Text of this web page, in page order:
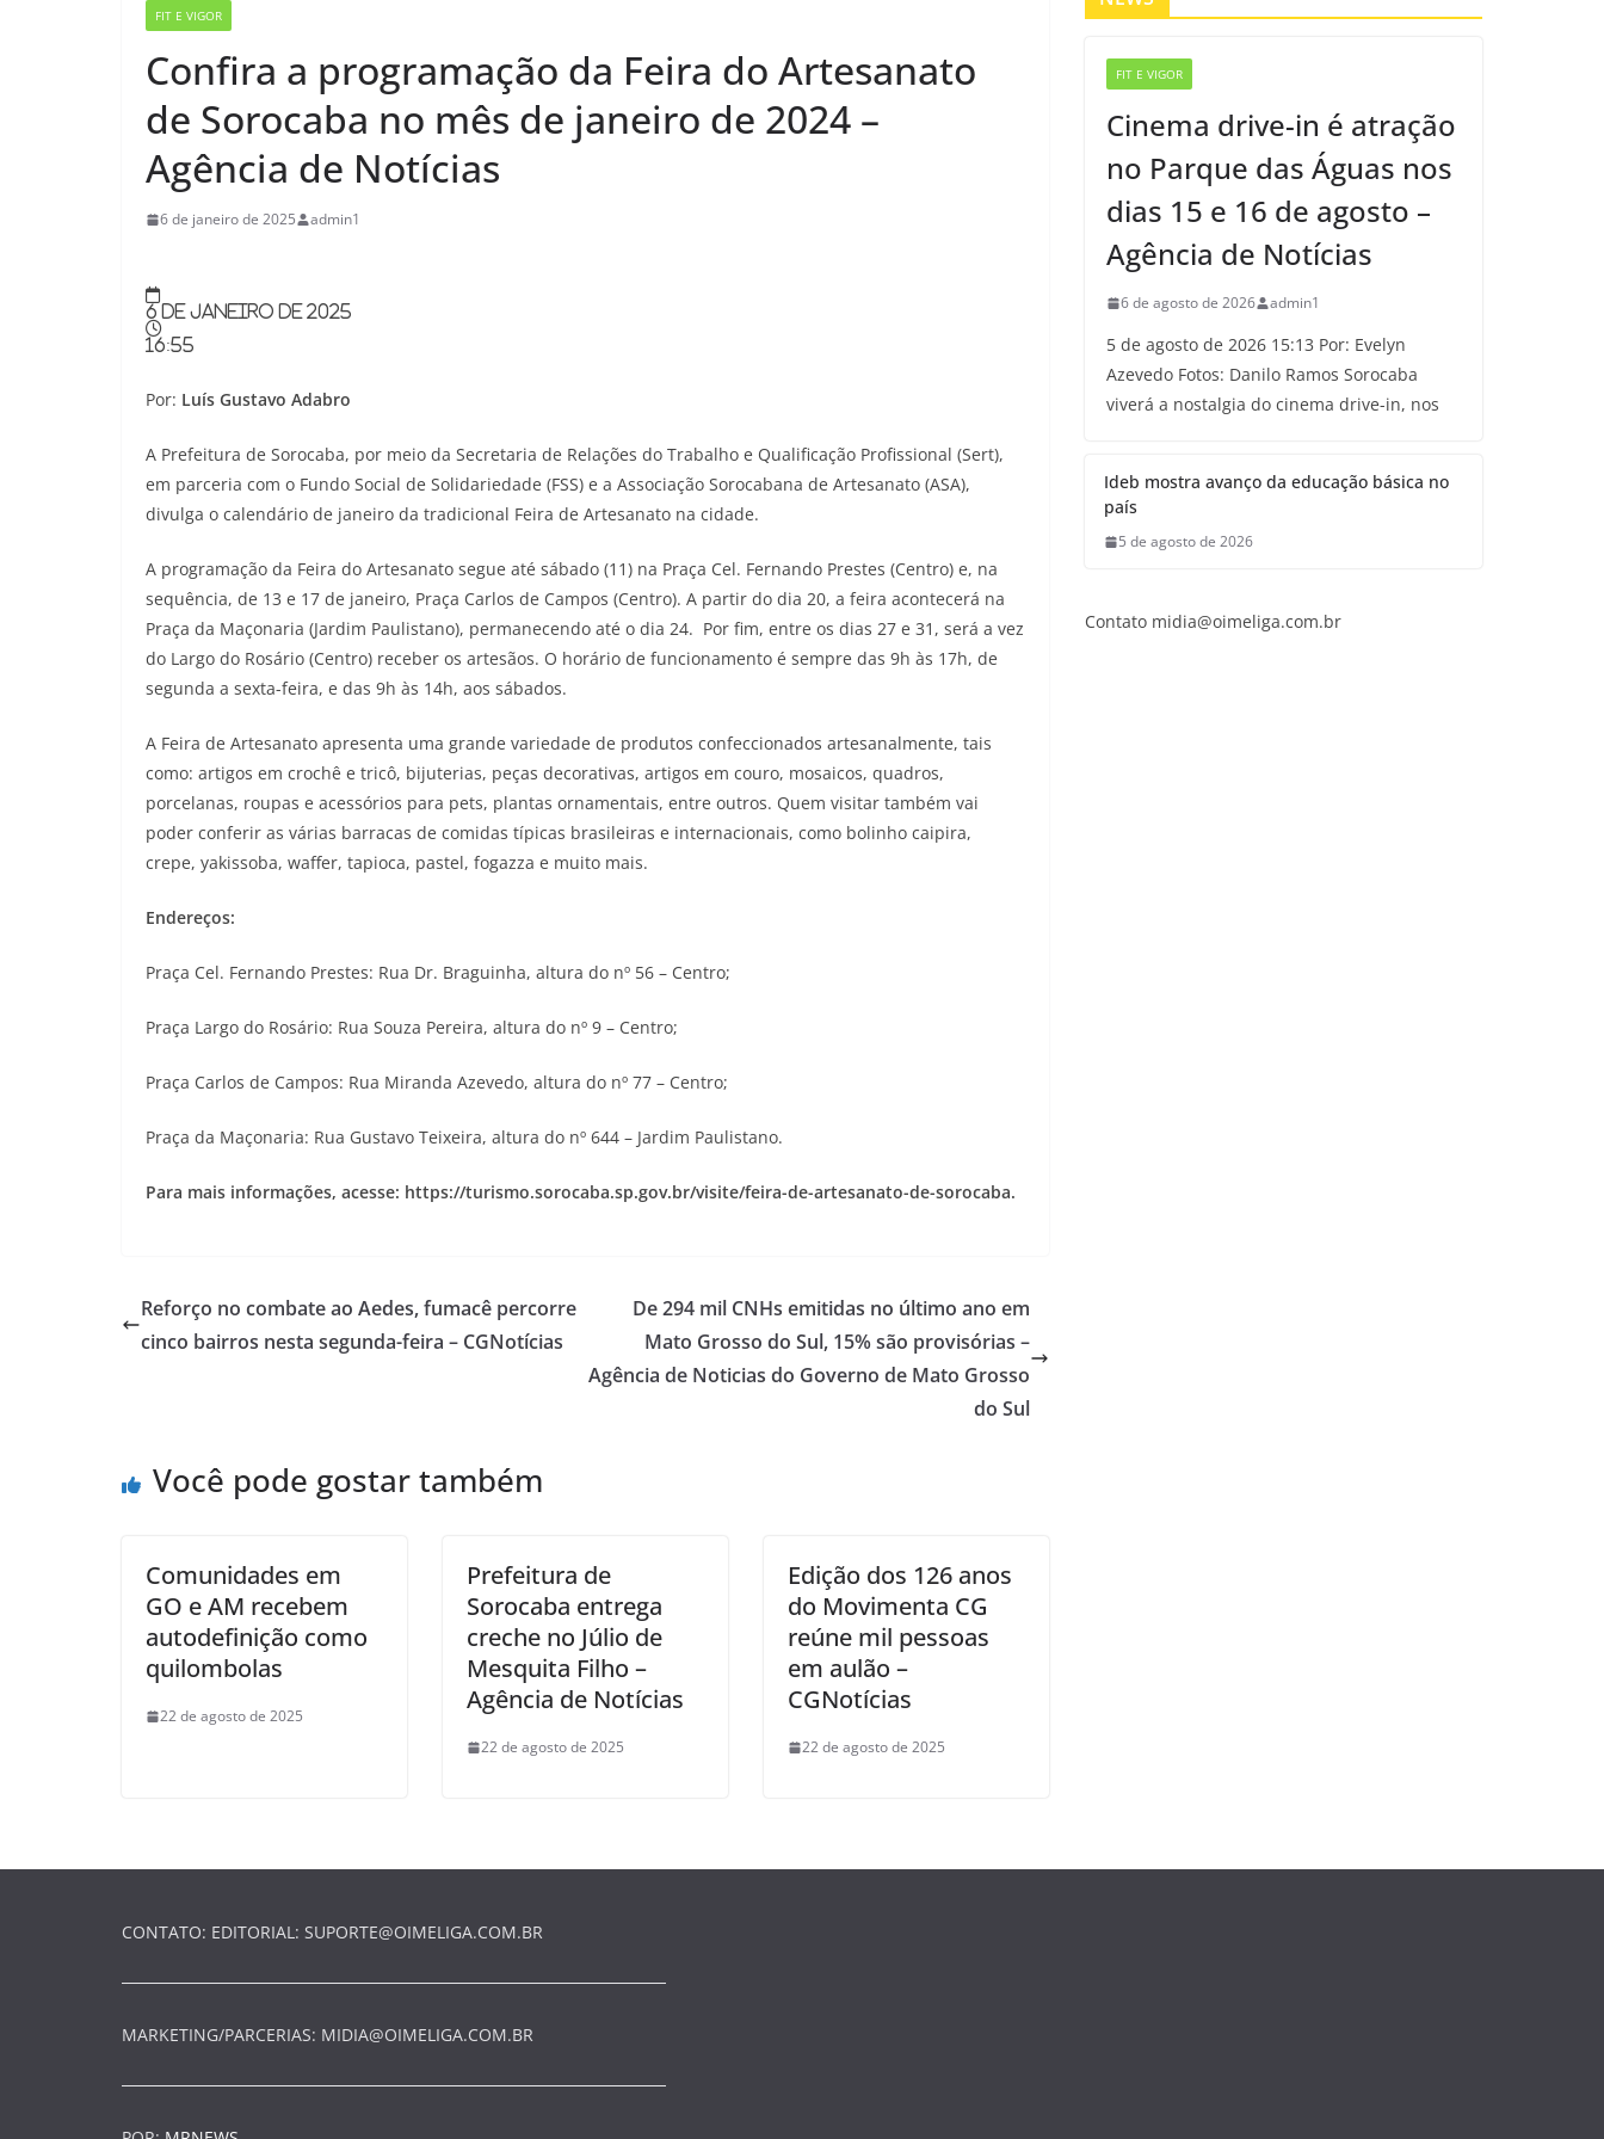
FIT E VIGOR
Confira a programação da Feira do Artesanato
de Sorocaba no mês de janeiro de 2024 –
Agência de Notícias
6 de janeiro de 2025 admin1
6 de janeiro de 2025
16:55
Por: Luís Gustavo Adabro
A Prefeitura de Sorocaba, por meio da Secretaria de Relações do Trabalho e Qualificação Profissional (Sert),
em parceria com o Fundo Social de Solidariedade (FSS) e a Associação Sorocabana de Artesanato (ASA),
divulga o calendário de janeiro da tradicional Feira de Artesanato na cidade.
A programação da Feira do Artesanato segue até sábado (11) na Praça Cel. Fernando Prestes (Centro) e, na
sequência, de 13 e 17 de janeiro, Praça Carlos de Campos (Centro). A partir do dia 20, a feira acontecerá na
Praça da Maçonaria (Jardim Paulistano), permanecendo até o dia 24. Por fim, entre os dias 27 e 31, será a vez
do Largo do Rosário (Centro) receber os artesãos. O horário de funcionamento é sempre das 9h às 17h, de
segunda a sexta-feira, e das 9h às 14h, aos sábados.
A Feira de Artesanato apresenta uma grande variedade de produtos confeccionados artesanalmente, tais
como: artigos em crochê e tricô, bijuterias, peças decorativas, artigos em couro, mosaicos, quadros,
porcelanas, roupas e acessórios para pets, plantas ornamentais, entre outros. Quem visitar também vai
poder conferir as várias barracas de comidas típicas brasileiras e internacionais, como bolinho caipira,
crepe, yakissoba, waffer, tapioca, pastel, fogazza e muito mais.
Endereços:
Praça Cel. Fernando Prestes: Rua Dr. Braguinha, altura do nº 56 – Centro;
Praça Largo do Rosário: Rua Souza Pereira, altura do nº 9 – Centro;
Praça Carlos de Campos: Rua Miranda Azevedo, altura do nº 77 – Centro;
Praça da Maçonaria: Rua Gustavo Teixeira, altura do nº 644 – Jardim Paulistano.
Para mais informações, acesse: https://turismo.sorocaba.sp.gov.br/visite/feira-de-artesanato-de-sorocaba.
Reforço no combate ao Aedes, fumacê percorre
cinco bairros nesta segunda-feira – CGNotícias
De 294 mil CNHs emitidas no último ano em
Mato Grosso do Sul, 15% são provisórias –
Agência de Noticias do Governo de Mato Grosso
do Sul
Você pode gostar também
Comunidades em
GO e AM recebem
autodefinição como
quilombolas
22 de agosto de 2025
Prefeitura de
Sorocaba entrega
creche no Júlio de
Mesquita Filho –
Agência de Notícias
22 de agosto de 2025
Edição dos 126 anos
do Movimenta CG
reúne mil pessoas
em aulão –
CGNotícias
22 de agosto de 2025
FIT E VIGOR
Cinema drive-in é atração
no Parque das Águas nos
dias 15 e 16 de agosto –
Agência de Notícias
6 de agosto de 2026 admin1
5 de agosto de 2026 15:13 Por: Evelyn
Azevedo Fotos: Danilo Ramos Sorocaba
viverá a nostalgia do cinema drive-in, nos
Ideb mostra avanço da educação básica no
país
5 de agosto de 2026
Contato midia@oimeliga.com.br
CONTATO: EDITORIAL: SUPORTE@OIMELIGA.COM.BR
MARKETING/PARCERIAS: MIDIA@OIMELIGA.COM.BR